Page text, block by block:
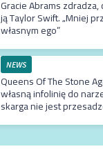
Gracie Abrams zdradza,
ją Taylor Swift. „Mniej
własnym ego”
NEWS
Queens Of The Stone
własną infolinię do
skarga nie jest